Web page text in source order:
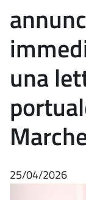
una
25/04/2026